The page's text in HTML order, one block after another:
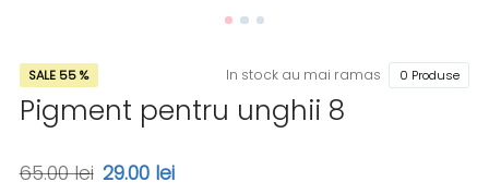
SALE 55 % In stock au mai ramas 0 Produse
Pigment pentru unghii 8
65.00 lei 29.00 lei